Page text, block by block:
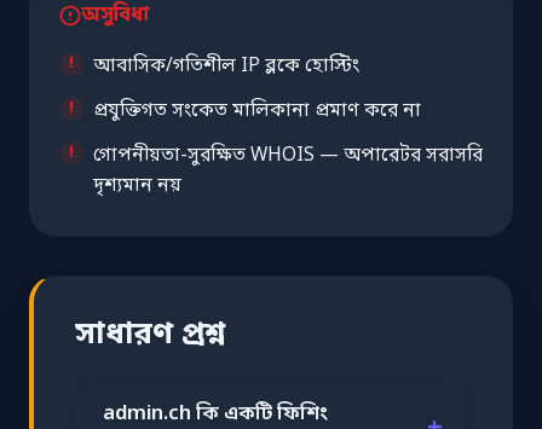
অসুবিধা
আবাসিক/গতিশীল IP ব্লকে হোস্টিং
প্রযুক্তিগত সংকেত মালিকানা প্রমাণ করে না
গোপনীয়তা-সুরক্ষিত WHOIS — অপারেটর সরাসরি
দৃশ্যমান নয়
সাধারণ প্রশ্ন
admin.ch কি একটি ফিশিং